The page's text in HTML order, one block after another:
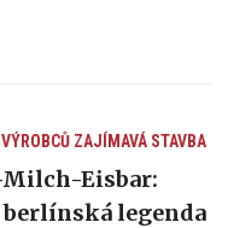
ZAJÍMAVÁ STAVBA
Eisbar:
berlínská legenda